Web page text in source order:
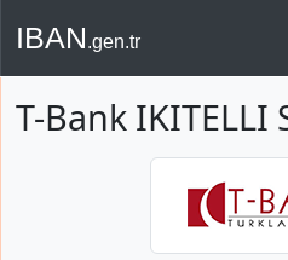
IBAN.gen.tr
T-Bank IKITELLI